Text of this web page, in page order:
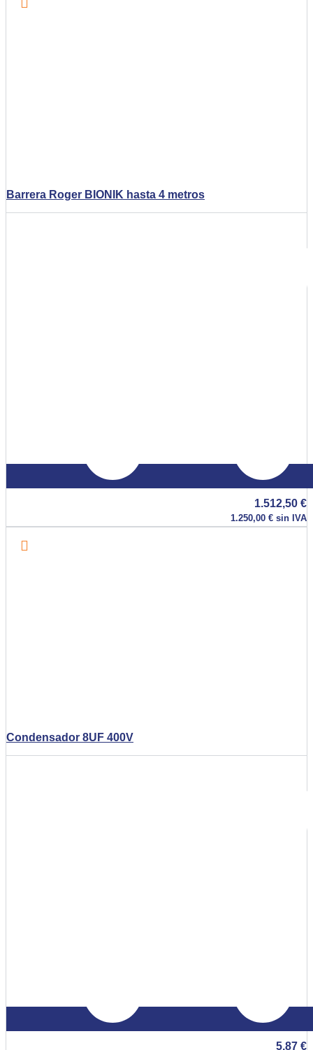
Barrera Roger BIONIK hasta 4 metros
1.512,50 €
1.250,00 € sin IVA
Condensador 8UF 400V
5,87 €